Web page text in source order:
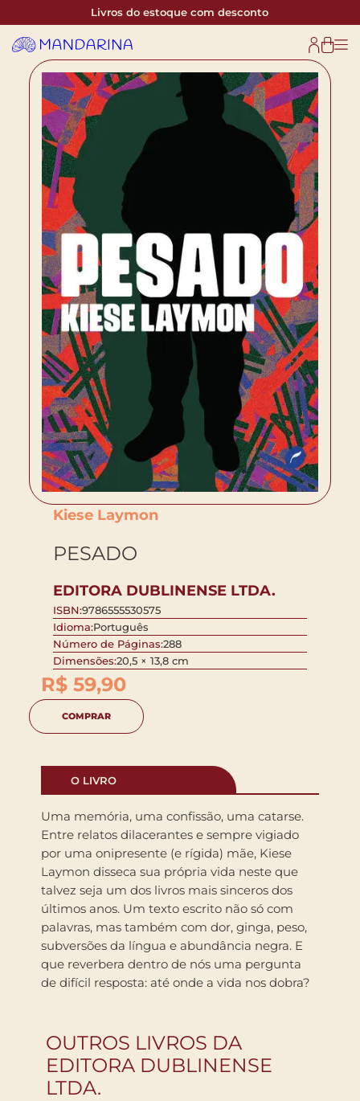
Livros do estoque com desconto
Kiese Laymon
PESADO
EDITORA DUBLINENSE LTDA.
ISBN:9786555530575
Idioma:Português
Número de Páginas:288
Dimensões:20,5 × 13,8 cm
R$ 59,90
COMPRAR
O LIVRO
Uma memória, uma confissão, uma catarse.
Entre relatos dilacerantes e sempre vigiado
por uma onipresente (e rígida) mãe, Kiese
Laymon disseca sua própria vida neste que
talvez seja um dos livros mais sinceros dos
últimos anos. Um texto escrito não só com
palavras, mas também com dor, ginga, peso,
subversões da língua e abundância negra. E
que reverbera dentro de nós uma pergunta
de difícil resposta: até onde a vida nos dobra?
OUTROS LIVROS DA
EDITORA DUBLINENSE
LTDA.